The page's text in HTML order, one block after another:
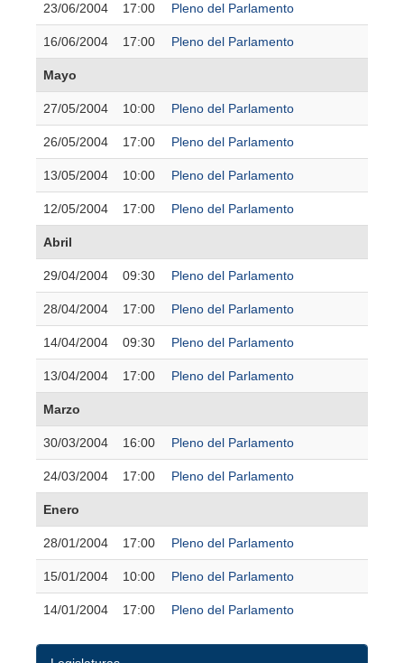
23/06/2004 17:00 Pleno del Parlamento
16/06/2004 17:00 Pleno del Parlamento
Mayo
27/05/2004 10:00 Pleno del Parlamento
26/05/2004 17:00 Pleno del Parlamento
13/05/2004 10:00 Pleno del Parlamento
12/05/2004 17:00 Pleno del Parlamento
Abril
29/04/2004 09:30 Pleno del Parlamento
28/04/2004 17:00 Pleno del Parlamento
14/04/2004 09:30 Pleno del Parlamento
13/04/2004 17:00 Pleno del Parlamento
Marzo
30/03/2004 16:00 Pleno del Parlamento
24/03/2004 17:00 Pleno del Parlamento
Enero
28/01/2004 17:00 Pleno del Parlamento
15/01/2004 10:00 Pleno del Parlamento
14/01/2004 17:00 Pleno del Parlamento